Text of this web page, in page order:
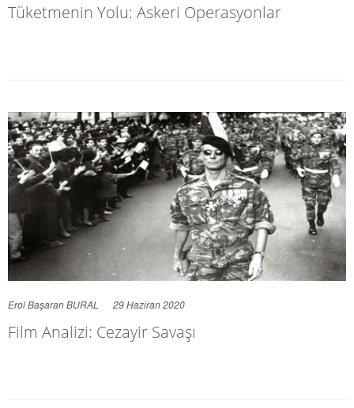
Tüketmenin Yolu: Askeri Operasyonlar
Erol Başaran BURAL 29 Haziran 2020
Film Analizi: Cezayir Savaşı